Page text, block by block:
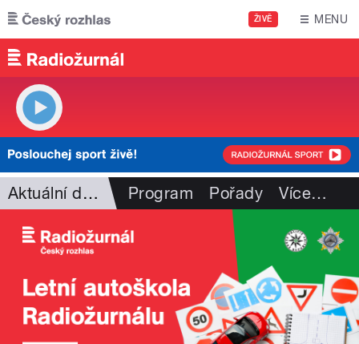
Přejít k hlavnímu obsahu
ŽIVĚ MENU
Aktuální dění Program Pořady Více…